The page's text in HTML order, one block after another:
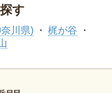
す
川県)
梶が谷